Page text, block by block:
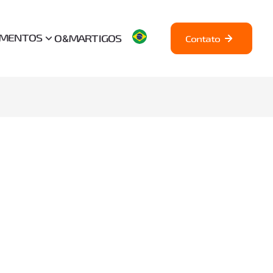
O&MARTIGOS Contato